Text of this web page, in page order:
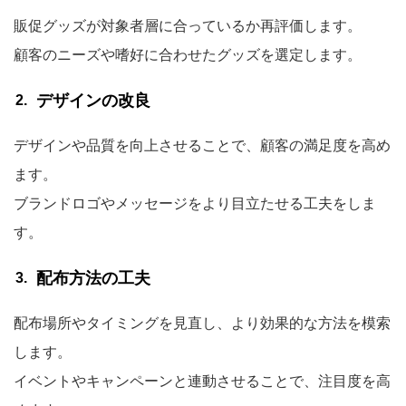
販促グッズが対象者層に合っているか再評価します。
顧客のニーズや嗜好に合わせたグッズを選定します。
デザインの改良
デザインや品質を向上させることで、顧客の満足度を高め
ます。
ブランドロゴやメッセージをより目立たせる工夫をしま
す。
配布方法の工夫
配布場所やタイミングを見直し、より効果的な方法を模索
します。
イベントやキャンペーンと連動させることで、注目度を高